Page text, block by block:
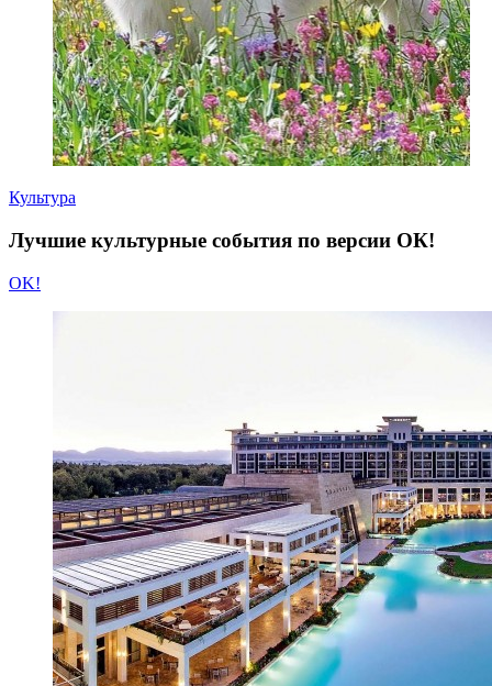
Культура
Лучшие культурные события по версии ОК!
OK!